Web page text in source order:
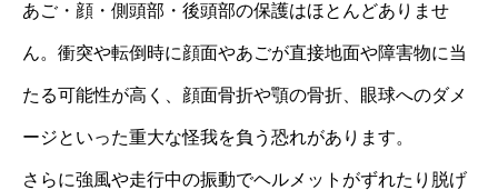
あご・顔・側頭部・後頭部の保護はほとんどありませ
ん。衝突や転倒時に顔面やあごが直接地面や障害物に当
たる可能性が高く、顔面骨折や顎の骨折、眼球へのダメ
ージといった重大な怪我を負う恐れがあります。
さらに強風や走行中の振動でヘルメットがずれたり脱げ